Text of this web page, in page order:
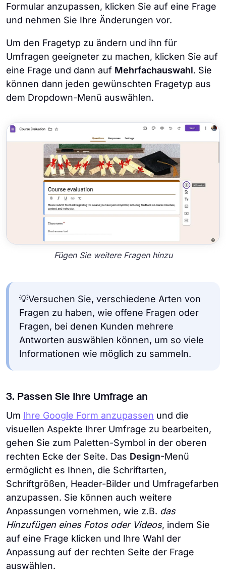
Formular anzupassen, klicken Sie auf eine Frage
und nehmen Sie Ihre Änderungen vor.
Um den Fragetyp zu ändern und ihn für
Umfragen geeigneter zu machen, klicken Sie auf
eine Frage und dann auf Mehrfachauswahl. Sie
können dann jeden gewünschten Fragetyp aus
dem Dropdown-Menü auswählen.
Fügen Sie weitere Fragen hinzu
💡Versuchen Sie, verschiedene Arten von
Fragen zu haben, wie offene Fragen oder
Fragen, bei denen Kunden mehrere
Antworten auswählen können, um so viele
Informationen wie möglich zu sammeln.
3. Passen Sie Ihre Umfrage an
Um Ihre Google Form anzupassen und die
visuellen Aspekte Ihrer Umfrage zu bearbeiten,
gehen Sie zum Paletten-Symbol in der oberen
rechten Ecke der Seite. Das Design-Menü
ermöglicht es Ihnen, die Schriftarten,
Schriftgrößen, Header-Bilder und Umfragefarben
anzupassen. Sie können auch weitere
Anpassungen vornehmen, wie z.B. das
Hinzufügen eines Fotos oder Videos, indem Sie
auf eine Frage klicken und Ihre Wahl der
Anpassung auf der rechten Seite der Frage
auswählen.